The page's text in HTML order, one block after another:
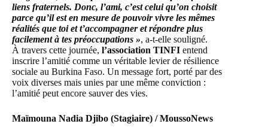
liens fraternels. Donc, l’ami, c’est celui qu’on choisit
parce qu’il est en mesure de pouvoir vivre les mêmes
réalités que toi et t’accompagner et répondre plus
facilement à tes préoccupations », a-t-elle souligné.
À travers cette journée, l’association TINFI entend
inscrire l’amitié comme un véritable levier de résilience
sociale au Burkina Faso. Un message fort, porté par des
voix diverses mais unies par une même conviction :
l’amitié peut encore sauver des vies.
Maïmouna Nadia Djibo (Stagiaire) / MoussoNews